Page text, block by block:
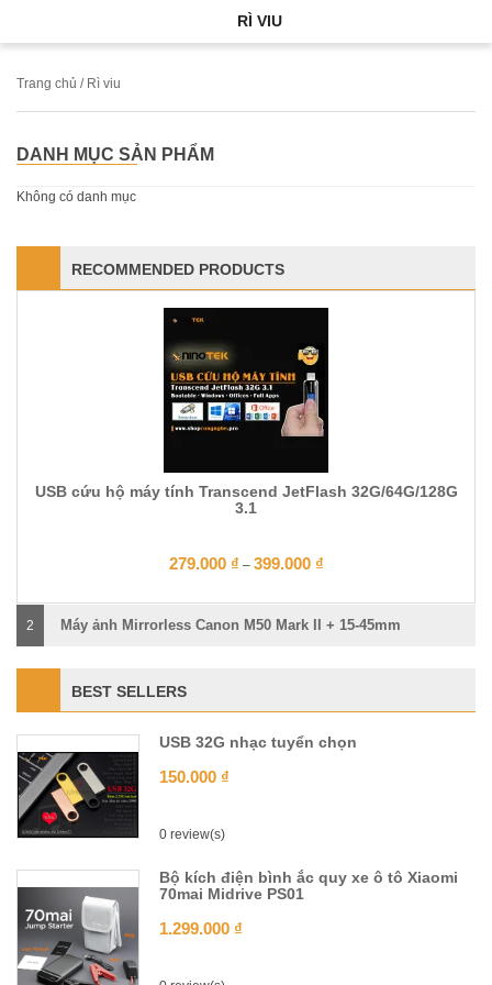
RÌ VIU
Trang chủ / Rì viu
DANH MỤC SẢN PHẨM
Không có danh mục
RECOMMENDED PRODUCTS
USB cứu hộ máy tính Transcend JetFlash 32G/64G/128G
3.1
279.000 ₫ – 399.000 ₫
2 Máy ảnh Mirrorless Canon M50 Mark II + 15-45mm
BEST SELLERS
USB 32G nhạc tuyển chọn
150.000 ₫
0 review(s)
Bộ kích điện bình ắc quy xe ô tô Xiaomi
70mai Midrive PS01
1.299.000 ₫